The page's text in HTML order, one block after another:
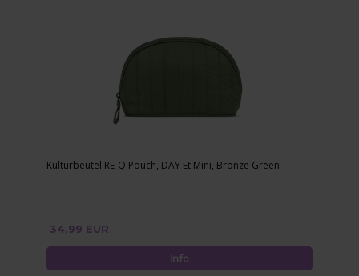
Kulturbeutel RE-Q Pouch, DAY Et Mini, Bronze Green
34,99 EUR